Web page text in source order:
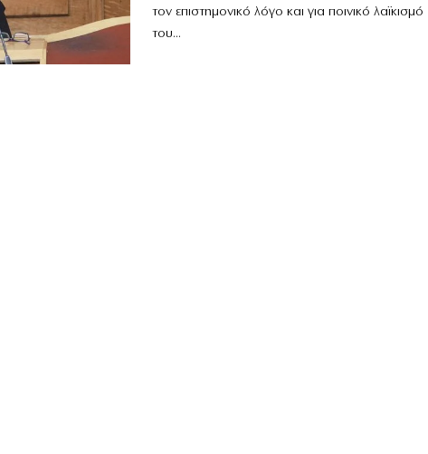
τον επιστημονικό λόγο και για ποινικό
του...